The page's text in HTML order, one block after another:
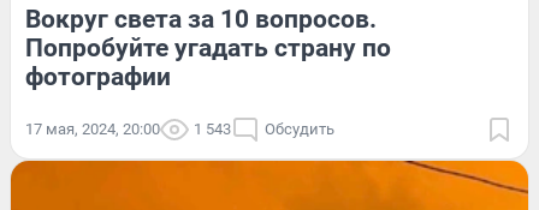
Вокруг света за 10 вопросов.
Попробуйте угадать страну по
фотографии
17 мая, 2024, 20:00 1 543 Обсудить